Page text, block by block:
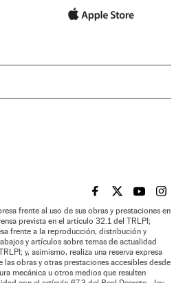
EL PAÍS BRASIL EN
EL PAÍSEL PAÍS
EL
frente al uso de sus obras y prestaciones en
prevista en el artículo 32.1 del TRLPI;
frente a la reproducción, distribución y
y artículos sobre temas de actualidad
y, asimismo, realiza una reserva expresa
las obras y otras prestaciones accesibles desde
mecánica u otros medios que resulten